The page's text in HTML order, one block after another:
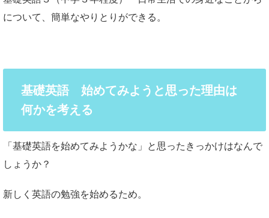
について、簡単なやりとりができる。
基礎英語 始めてみようと思った理由は
何かを考える
「基礎英語を始めてみようかな」と思ったきっかけはなんで
しょうか？
新しく英語の勉強を始めるため。